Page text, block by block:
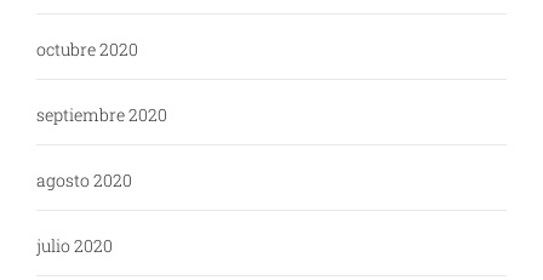
octubre 2020
septiembre 2020
agosto 2020
julio 2020